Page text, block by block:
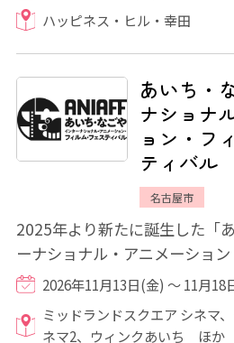
ハッピネス・ヒル・幸田
あいち・
ナショナ
ョン・フ
ティバル
名古屋市
2025年より新たに誕生した「
ーナショナル・アニメーショ
ィバル(ANIAFF、通称:あにゃふ
2026年11月13日(金) ～ 11月18
ミッドランドスクエア シネマ
ネマ2、ウィンクあいち ほか